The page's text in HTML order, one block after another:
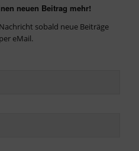
neuen Beitrag mehr!
sobald neue Beiträge
eMail.